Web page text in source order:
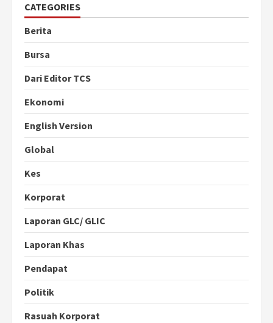
CATEGORIES
Berita
Bursa
Dari Editor TCS
Ekonomi
English Version
Global
Kes
Korporat
Laporan GLC/ GLIC
Laporan Khas
Pendapat
Politik
Rasuah Korporat